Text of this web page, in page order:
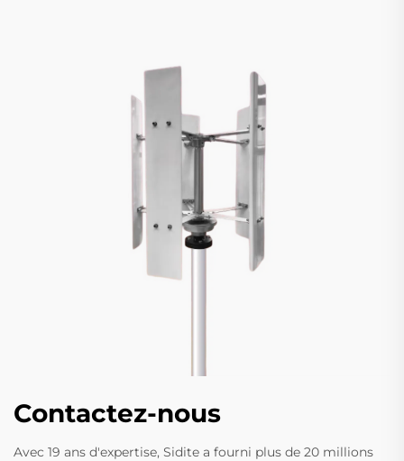
Contactez-nous
Avec 19 ans d'expertise, Sidite a fourni plus de 20 millions